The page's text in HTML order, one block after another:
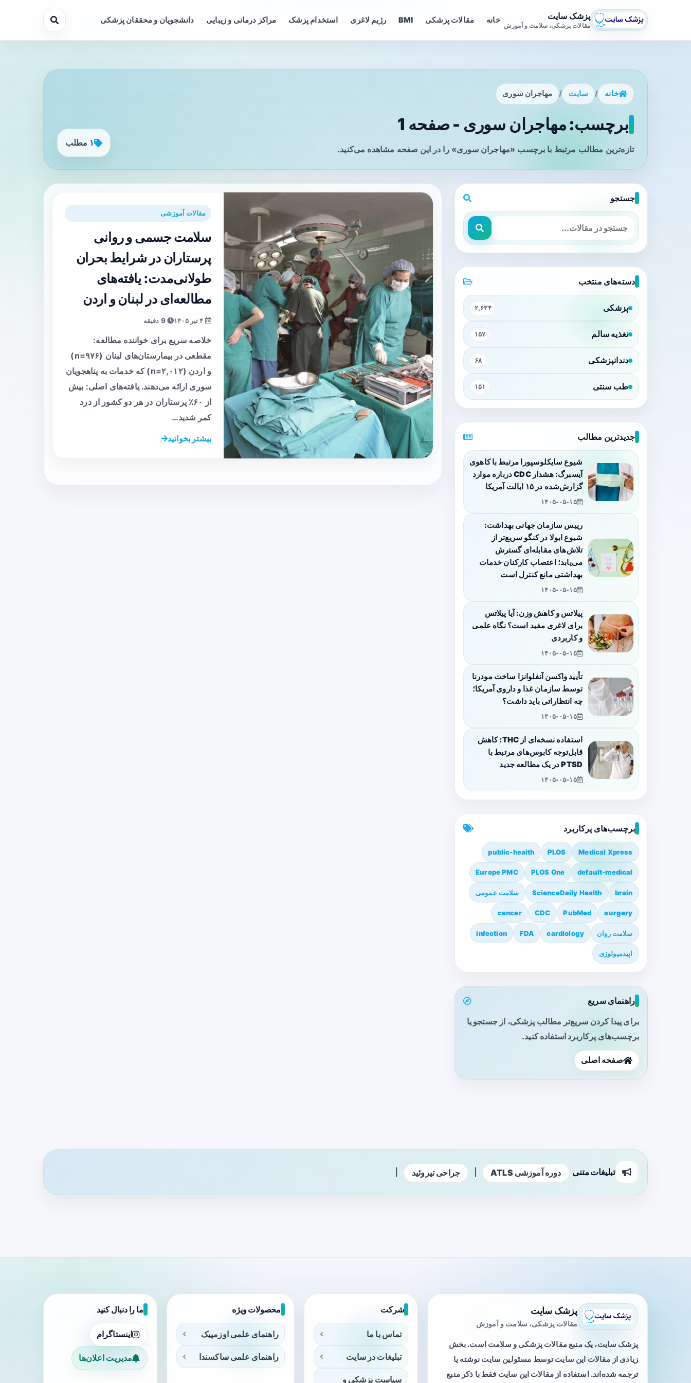
پزشک سایت
مقالات پزشکی، سلامت و آموزش
خانه مقالات پزشکی BMI رژیم لاغری استخدام پزشک مراکز درمانی و زیبایی دانشجویان و محققان پزشکی
خانه / سایت / مهاجران سوری
برچسب: مهاجران سوری - صفحه 1
تازه‌ترین مطالب مرتبط با برچسب «مهاجران سوری» را در این صفحه مشاهده می‌کنید.
۱ مطلب
مقالات آموزشی
سلامت جسمی و روانی
پرستاران در شرایط بحران
طولانی‌مدت: یافته‌های
مطالعه‌ای در لبنان و اردن
9 دقیقه
خلاصه سریع برای خواننده مطالعه:
مقطعی در بیمارستان‌های لبنان (n=۹۷۶)
و اردن (n=۲,۰۱۲) که خدمات به پناهجویان
سوری ارائه می‌دهند. یافته‌های اصلی: بیش
از ۶۰٪ پرستاران در هر دو کشور از درد
کمر شدید…
بیشتر بخوانید
جستجو
دسته‌های منتخب
پزشکی ۲,۶۳۴
تغذیه سالم ۱۵۷
دندانپزشکی ۶۸
طب سنتی ۱۵۱
جدیدترین مطالب
شیوع سایکلوسپورا مرتبط با کاهوی
آیسبرگ: هشدار CDC درباره موارد
گزارش‌شده در ۱۵ ایالت آمریکا
۱۴۰۵-۰۵-۱۵
رییس سازمان جهانی بهداشت:
شیوع ابولا در کنگو سریع‌تر از
تلاش‌های مقابله‌ای گسترش
می‌یابد؛ اعتصاب کارکنان خدمات
بهداشتی مانع کنترل است
۱۴۰۵-۰۵-۱۵
پیلاتس و کاهش وزن: آیا پیلاتس
برای لاغری مفید است؟ نگاه علمی
و کاربردی
۱۴۰۵-۰۵-۱۵
تأیید واکسن آنفلوانزا ساخت مودرنا
توسط سازمان غذا و داروی آمریکا؛
چه انتظاراتی باید داشت؟
۱۴۰۵-۰۵-۱۵
استفاده نسخه‌ای از THC: کاهش
قابل‌توجه کابوس‌های مرتبط با
PTSD در یک مطالعه جدید
۱۴۰۵-۰۵-۱۵
برچسب‌های پرکاربرد
Medical Xpress
PLOS
public-health
default-medical
PLOS One
Europe PMC
brain
ScienceDaily Health سلامت عمومی
surgery
PubMed
CDC
cancer
سلامت روان cardiology
FDA
infection
اپیدمیولوژی
راهنمای سریع
برای پیدا کردن سریع‌تر مطالب پزشکی، از جستجو یا
برچسب‌های پرکاربرد استفاده کنید.
صفحه اصلی
تبلیغات متنی دوره آموزشی ATLS جراحی تیروئید
پزشک سایت
مقالات پزشکی، سلامت و آموزش
پزشک سایت، یک منبع مقالات پزشکی و سلامت است. بخش
زیادی از مقالات این سایت توسط مسئولین سایت نوشته یا
ترجمه شده‌اند. استفاده از مقالات این سایت فقط با ذکر منبع
شرکت
تماس با ما
تبلیغات در سایت
سیاست پزشکی و
محصولات ویژه
راهنمای علمی اوزمپیک
راهنمای علمی ساکسندا
ما را دنبال کنید
اینستاگرام
مدیریت اعلان‌ها